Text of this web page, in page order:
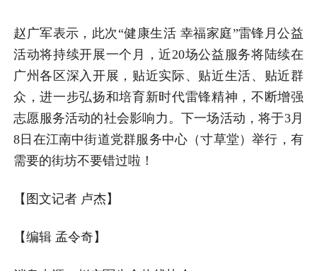
赵广军表示，此次“健康生活 幸福家庭”雷锋月公益
活动将持续开展一个月，近20场公益服务将陆续在
广州各区深入开展，贴近实际、贴近生活、贴近群
众，进一步弘扬和培育新时代雷锋精神，不断增强
志愿服务活动的社会影响力。下一场活动，将于3月
8日在江南中街道党群服务中心（寸草堂）举行，有
需要的街坊不要错过啦！
【图文记者 卢杰】
【编辑 孟令奇】